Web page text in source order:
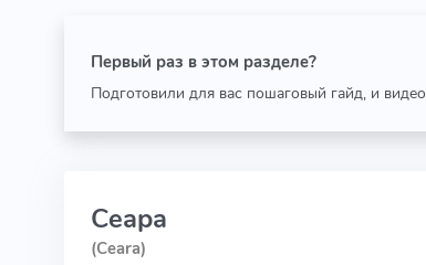
Первый раз в этом разделе?
Подготовили для вас пошаговый гайд, и
Сеара
(Ceara)